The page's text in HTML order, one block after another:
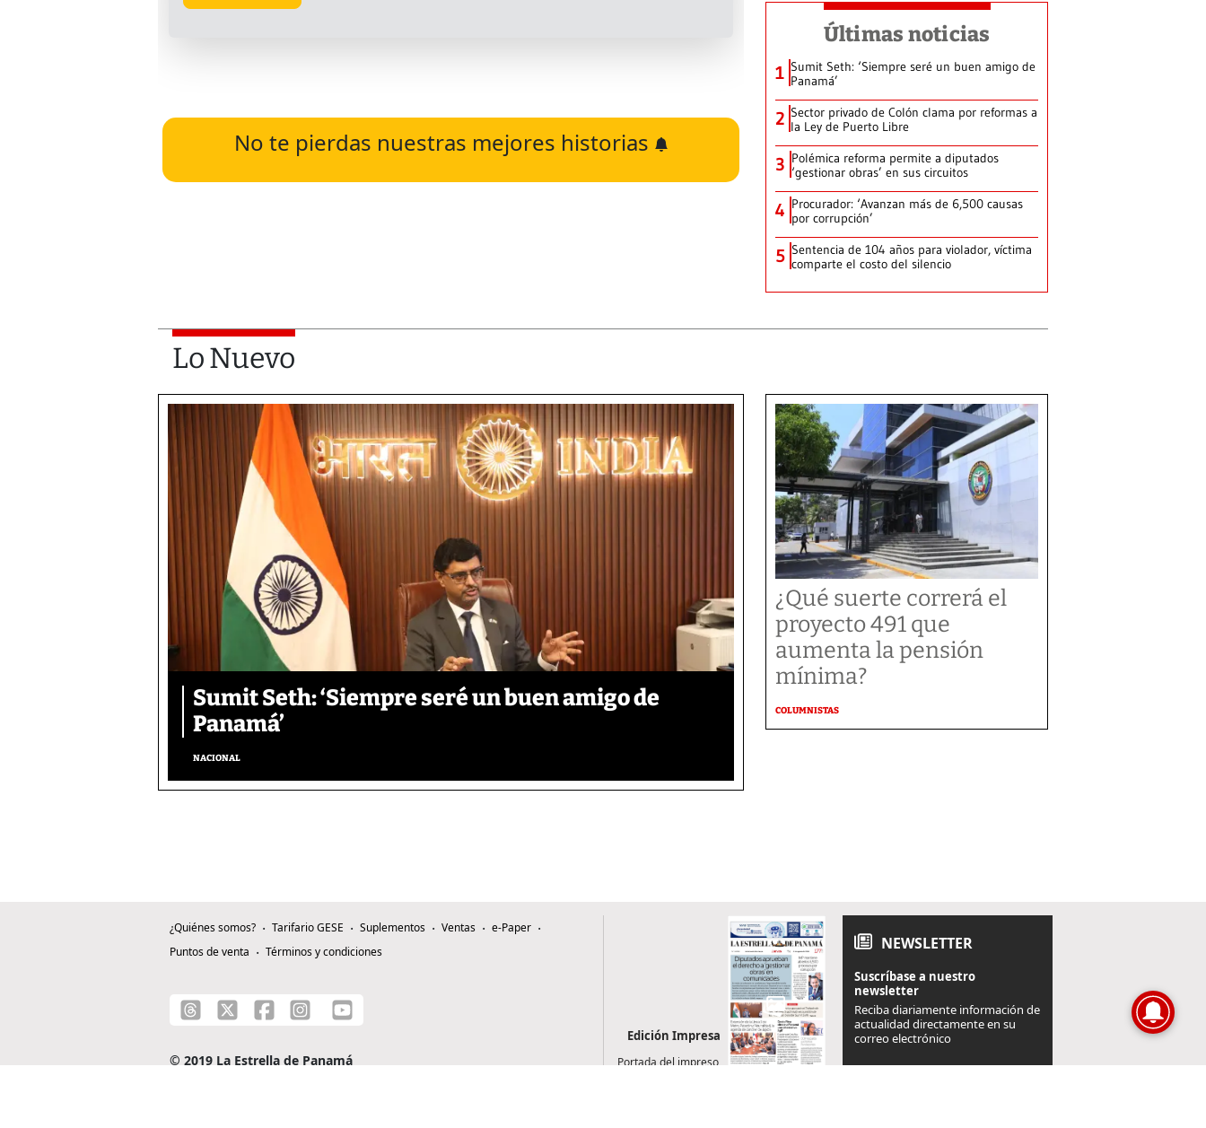
No te pierdas nuestras mejores historias
Últimas noticias
1 Sumit Seth: ‘Siempre seré un buen amigo de
Panamá’
2 Sector privado de Colón clama por reformas a
la Ley de Puerto Libre
3 Polémica reforma permite a diputados
‘gestionar obras’ en sus circuitos
4 Procurador: ‘Avanzan más de 6,500 causas
por corrupción’
5 Sentencia de 104 años para violador, víctima
comparte el costo del silencio
Lo Nuevo
Sumit Seth: ‘Siempre seré un buen amigo de
Panamá’
NACIONAL
¿Qué suerte correrá el
proyecto 491 que
aumenta la pensión
mínima?
COLUMNISTAS
¿Quiénes somos? Tarifario GESE Suplementos Ventas
e-Paper
Puntos de venta
Términos y condiciones
© 2019 La Estrella de Panamá
Edición Impresa
Portada del impreso
NEWSLETTER
Suscríbase a nuestro
newsletter
Reciba diariamente información de
actualidad directamente en su
correo electrónico